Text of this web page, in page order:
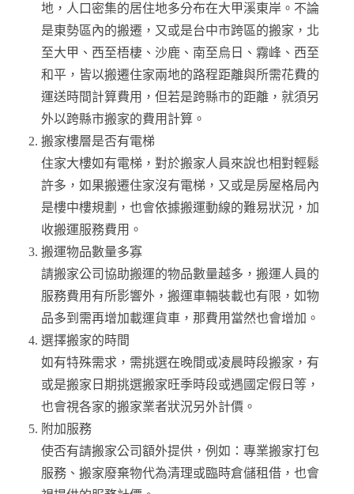
地，人口密集的居住地多分布在大甲溪東岸。不論
是東勢區內的搬遷，又或是台中市跨區的搬家，北
至大甲、西至梧棲、沙鹿、南至烏日、霧峰、西至
和平，皆以搬遷住家兩地的路程距離與所需花費的
運送時間計算費用，但若是跨縣市的距離，就須另
外以跨縣市搬家的費用計算。
搬家樓層是否有電梯
住家大樓如有電梯，對於搬家人員來說也相對輕鬆
許多，如果搬遷住家沒有電梯，又或是房屋格局內
是樓中樓規劃，也會依據搬運動線的難易狀況，加
收搬運服務費用。
搬運物品數量多寡
請搬家公司協助搬運的物品數量越多，搬運人員的
服務費用有所影響外，搬運車輛裝載也有限，如物
品多到需再增加載運貨車，那費用當然也會增加。
選擇搬家的時間
如有特殊需求，需挑選在晚間或凌晨時段搬家，有
或是搬家日期挑選搬家旺季時段或遇國定假日等，
也會視各家的搬家業者狀況另外計價。
附加服務
使否有請搬家公司額外提供，例如：專業搬家打包
服務、搬家廢棄物代為清理或臨時倉儲租借，也會